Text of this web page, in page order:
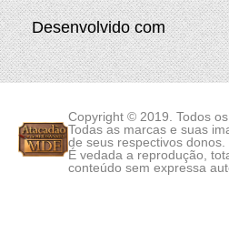
Desenvolvido com
Copyright © 2019. Todos
Todas as marcas e suas
de seus respectivos donos.
É vedada a reprodução,
conteúdo sem expressa